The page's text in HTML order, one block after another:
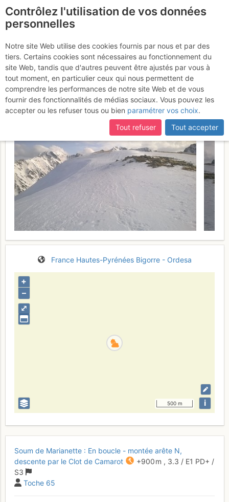
Soum de Marianette : En
boucle - montée arête N,
descente par le Clot de
Camarot
Vendredi 3 mars 2017
France Hautes-Pyrénées Bigorre - Ordesa
⤢
+
–
500 m i
Soum de Marianette : En boucle - montée arête N,
descente par le Clot de Camarot
+900 m , 3.3 / E1 PD+ /
S3
Toche 65
Contrôlez l'utilisation de vos données
personnelles
Notre site Web utilise des cookies fournis par nous et par des
tiers. Certains cookies sont nécessaires au fonctionnement du
site Web, tandis que d'autres peuvent être ajustés par vous à
tout moment, en particulier ceux qui nous permettent de
comprendre les performances de notre site Web et de vous
fournir des fonctionnalités de médias sociaux. Vous pouvez les
accepter ou les refuser tous ou bien paramétrer vos choix.
Tout refuser
Tout accepter